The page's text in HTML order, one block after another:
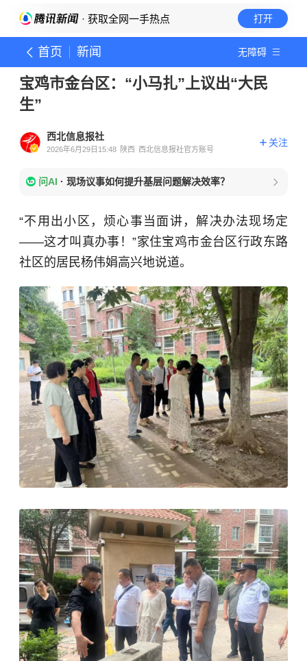
· 获取全网一手热点 打开
首页 新闻 无障碍
宝鸡市金台区：“小马扎”上议出“大民
生”
西北信息报社
2026年6月29日15:48 陕西 西北信息报社官方账号
关注
问AI · 现场议事如何提升基层问题解决效率？
“不用出小区，烦心事当面讲，解决办法现场定
——这才叫真办事！”家住宝鸡市金台区行政东路
社区的居民杨伟娟高兴地说道。